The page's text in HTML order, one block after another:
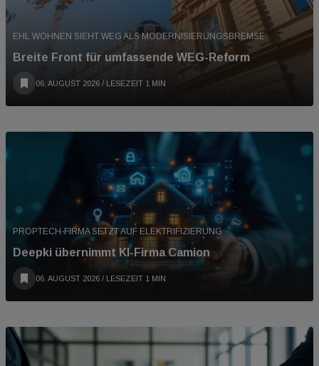
EHL WOHNEN SIEHT WEG ALS MODERNISIERUNGSBREMSE
Breite Front für umfassende WEG-Reform
06. AUGUST 2026 / LESEZEIT 1 MIN
PROPTECH-FIRMA SETZT AUF ELEKTRIFIZIERUNG
Deepki übernimmt KI-Firma Camion
06. AUGUST 2026 / LESEZEIT 1 MIN